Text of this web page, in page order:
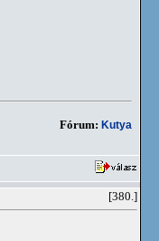
Fórum: Kutya
[380.]